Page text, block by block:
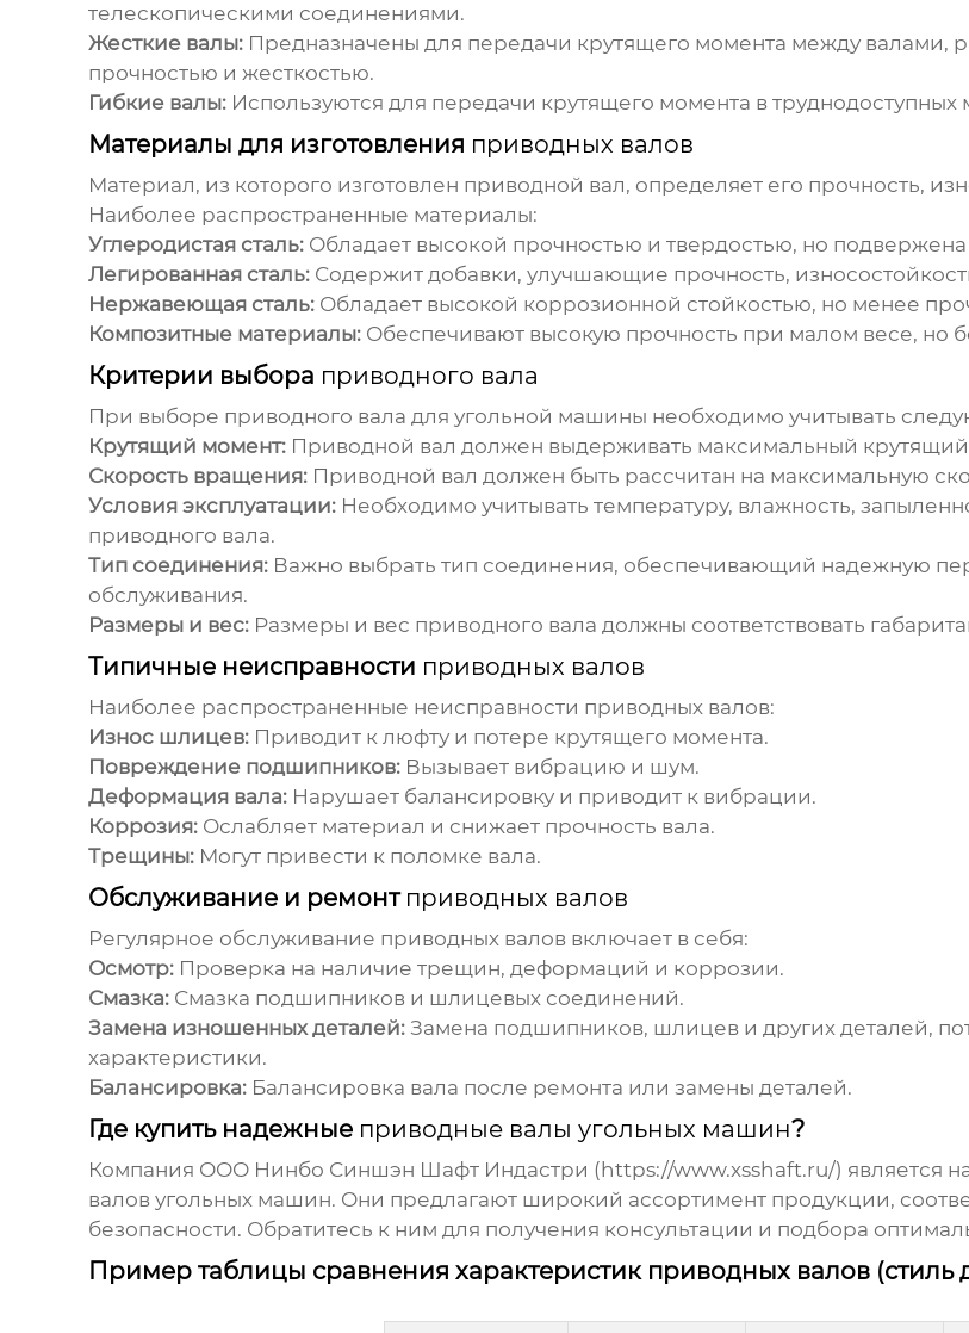
телескопическими соединениями.
Жесткие валы:Предназначены для передачи крутящего момента между валами,
прочностью и жесткостью.
Гибкие валы:Используются для передачи крутящего момента в
Материалы для изготовления приводных валов
Материал, из которого изготовлен приводной вал, определяет его прочность,
Наиболее распространенные материалы:
Углеродистая сталь:Обладает высокой прочностью и твердостью, но
Легированная сталь:Содержит добавки, улучшающие прочность,
Нержавеющая сталь:Обладает высокой коррозионной стойкостью, но менее
Композитные материалы:Обеспечивают высокую прочность при малом весе, но
Критерии выбора приводного вала
При выборе приводного вала для угольной машины необходимо учитывать
Крутящий момент: Приводной вал должен выдерживать максимальный
Скорость вращения: Приводной вал должен быть рассчитан на максимальную
Условия эксплуатации:Необходимо учитывать температуру, влажность,
приводного вала.
Тип соединения:Важно выбрать тип соединения, обеспечивающий надежную
обслуживания.
Размеры и вес:Размеры и вес приводного вала должны соответствовать
Типичные неисправности приводных валов
Наиболее распространенные неисправности приводных валов:
Износ шлицев:Приводит к люфту и потере крутящего момента.
Повреждение подшипников:Вызывает вибрацию и шум.
Деформация вала:Нарушает балансировку и приводит к вибрации.
Коррозия:Ослабляет материал и снижает прочность вала.
Трещины:Могут привести к поломке вала.
Обслуживание и ремонт приводных валов
Регулярное обслуживание приводных валоввключает в себя:
Осмотр:Проверка на наличие трещин, деформаций и коррозии.
Смазка:Смазка подшипников и шлицевых соединений.
Замена изношенных деталей:Замена подшипников, шлицев и других деталей,
характеристики.
Балансировка:Балансировка вала после ремонта или замены деталей.
Где купить надежные приводные валы угольных машин?
Компания ООО Нинбо Синшэн Шафт Индастри ( https://www.xsshaft.ru/) является
валов угольных машин. Они предлагают широкий ассортимент продукции,
безопасности. Обратитесь к ним для получения консультации и подбора
Пример таблицы сравнения характеристик приводных валов (стиль